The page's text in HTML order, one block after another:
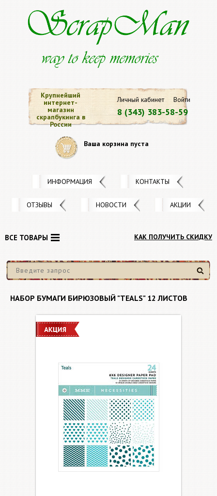
Личный кабинет Войти
8 (343) 383-58-59
Крупнейший
интернет-
магазин
скрапбукинга в
России
Ваша корзина пуста
ИНФОРМАЦИЯ КОНТАКТЫ
ОТЗЫВЫ НОВОСТИ АКЦИИ
КАК ПОЛУЧИТЬ СКИДКУ
Найти
ВСЕ ТОВАРЫ
НАБОР БУМАГИ БИРЮЗОВЫЙ "TEALS" 12 ЛИСТОВ